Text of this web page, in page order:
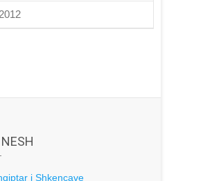
i Shkencave